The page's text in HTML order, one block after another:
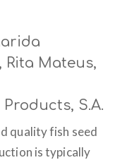
Rita Mateus,
S.A.
quality fish seed
is typically